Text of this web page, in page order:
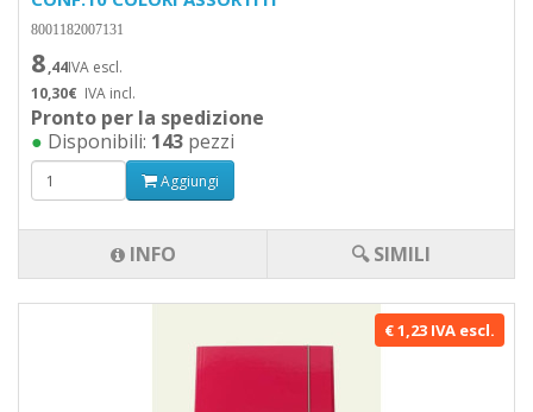
8001182007131
8,44IVA escl.
10,30€ IVA incl.
Pronto per la spedizione
● Disponibili: 143 pezzi
Aggiungi
INFO 🔍 SIMILI
€ 1,23 IVA escl.